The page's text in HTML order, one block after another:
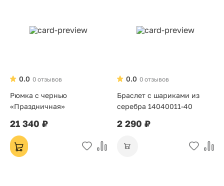
0 отзывов
0.0
Рюмка с чернью
«Праздничная»
21 340 ₽
0 отзывов
0.0
Браслет с шариками из
серебра 14040011-40
2 290 ₽